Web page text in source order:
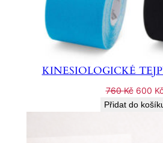
KINESIOLOGICKÉ
760Kč Původní
cena
600 Kč
Přidat do